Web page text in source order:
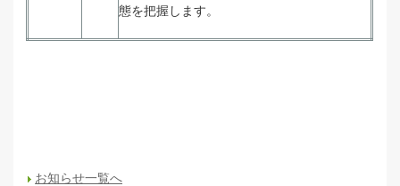
態を把握します。
お知らせ一覧へ